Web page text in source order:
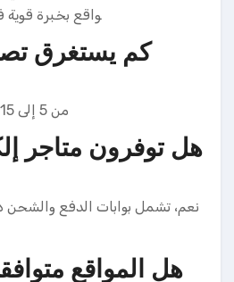
واقع بخبرة قوية
كم يستغرق
من 5 إلى 15 يومًا حسب نوع الموقع.
هل توفرون متاجر
نعم، تشمل بوابات الدفع والشحن
هل المواقع